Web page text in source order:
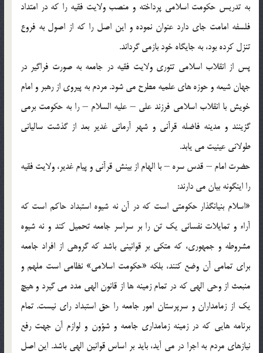
به تدريس حكومت اسلامى پرداخته و منصب ولايت فقيه را كه در امتداد
فلسفه امامت جاى دارد عنوان نموده و اين اصل را كه از اصول به فروع
تنزل كرده بود، به جايگاه خود بازمی ‏گرداند.
پس از انقلاب اسلامى تئورى ولايت فقيه در جامعه به صورت فراگير در
جهان شيعه و حوزه ‏هاى علميه مطرح می ‏شود. مردم به پيروى از رهبر و امام
خويش با انقلاب اسلامى فرزند على – عليه السلام – را به حكومت ‏برمی
‏گزينند و مدينه فاضله قرآنى و شهر آرمانى غدير بعد از گذشت ‏ساليانى
طولانى عينيت می ‏يابد.
حضرت امام – قدس سره – با الهام از بينش قرآنى و پيام غدير، ولايت فقيه
را اينگونه بيان می ‏دارند:
«اسلام بنيانگذار حكومتى است كه در آن نه شيوه استبداد حاكم است كه
آراء و تمايلات نفسانى يك تن را بر سراسر جامعه تحميل كند و نه شيوه
مشروطه و جمهورى، كه متكى بر قوانينى باشد كه گروهى از افراد جامعه
براى تمامى آن وضع كنند، بلكه «حكومت اسلامى‏» نظامى است ملهم و
منبعث از وحى الهى كه در تمام زمينه‏ ها از قانون الهى مدد می ‏گيرد و هيچ
يك از زمامداران و سرپرستان امور جامعه را حق استبداد راى نيست. تمام
برنامه‏ هايى كه در زمينه زمامدارى جامعه و شؤون و لوازم آن جهت رفع
نيازهاى مردم به اجرا در می ‏آيد، بايد بر اساس قوانين الهى باشد. اين اصل